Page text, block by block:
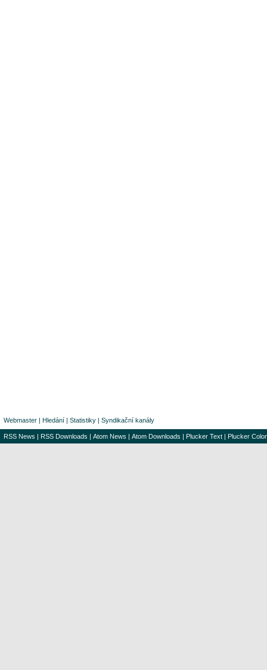
Webmaster | Hledání | Statistiky | Syndikační kanály
RSS News | RSS Downloads | Atom News | Atom Downloads | Plucker Text | Plucker Color